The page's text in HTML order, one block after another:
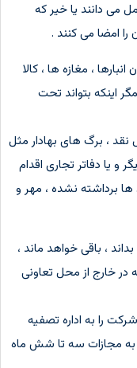
می دانند یا خیر که
امضا می کنند .
، مغازه ها ، کالا
اینکه بتواند تحت
، برگ های بهادار مثل
یا دفاتر تجاری اقدام
ها برداشته نشده ، مهر و
، باقی خواهد ماند ،
در خارج از محل تعاونی
را به اداره تصفیه
به مجازات سه تا شش ماه